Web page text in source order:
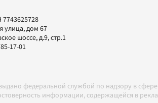
улица, дом 67
шоссе, д.9, стр.1
17-01
федеральной службой по надзору в
информации, содержащейся в